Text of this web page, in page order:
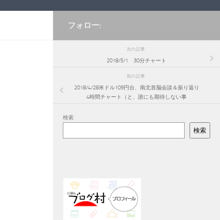
フォロー:
次の記事
2018/5/1 30分チャート
前の記事
2018/4/28米ドル109円台、南北首脳会談＆振り返り
4時間チャート（と、誰にも期待しない事
検索
検索